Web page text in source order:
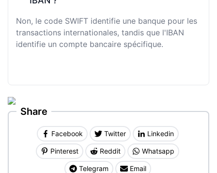
Non, le code SWIFT identifie une banque pour les
transactions internationales, tandis que l'IBAN
identifie un compte bancaire spécifique.
Share
Facebook Twitter Linkedin
Pinterest Reddit Whatsapp
Telegram Email